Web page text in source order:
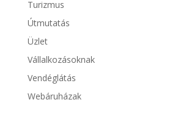
Turizmus
Útmutatás
Üzlet
Vállalkozásoknak
Vendéglátás
Webáruházak